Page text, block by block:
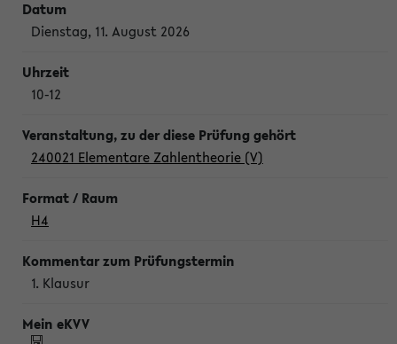
Dienstag, 11. August 2026
10-12
240021 Elementare Zahlentheorie (V)
H4
1. Klausur